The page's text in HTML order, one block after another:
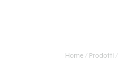
Home Prodotti